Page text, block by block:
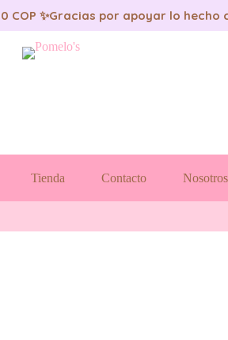
COP ✨Gracias por apoyar lo hecho
Tienda Contacto Nosotros